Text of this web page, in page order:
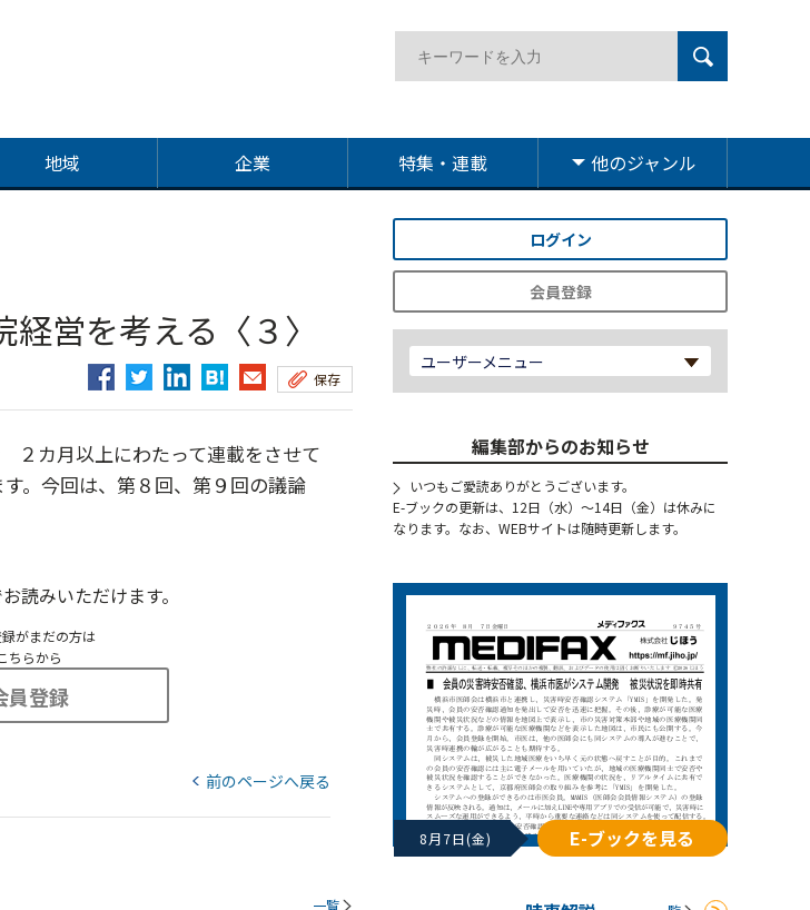
地域 企業 特集・連載 他のジャンル
営を考える〈３〉
保存
カ月以上にわたって連載をさせて
。今回は、第８回、第９回の議論
読みいただけます。
がまだの方は
ちらから
員登録
前のページへ戻る
一覧
ログイン
会員登録
ユーザーメニュー
編集部からのお知らせ
いつもご愛読ありがとうございます。
E-ブックの更新は、12日（水）～14日（金）は休みに
なります。なお、WEBサイトは随時更新します。
8月7日(金) E-ブックを見る